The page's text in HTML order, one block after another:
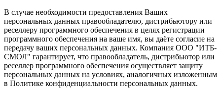
В случае необходимости предоставления Ваших
персональных данных правообладателю, дистрибьютору или
реселлеру программного обеспечения в целях регистрации
программного обеспечения на ваше имя, вы даёте согласие на
передачу ваших персональных данных. Компания ООО "ИТБ-
СМОЛ" гарантирует, что правообладатель, дистрибьютор или
реселлер программного обеспечения осуществляет защиту
персональных данных на условиях, аналогичных изложенным
в Политике конфиденциальности персональных данных.